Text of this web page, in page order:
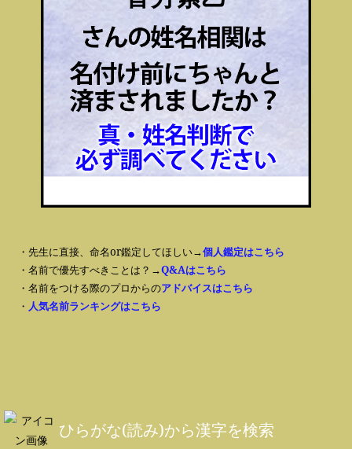
・先生に直接、命名or鑑定してほしい→個人鑑定はこちら
・名前で優先すべきことは？→Q&Aはこちら
・名前をつける際のプロからのアドバイスはこちら
・ 人気名前ランキングはこちら
ひらがな(読み)から漢字を検索